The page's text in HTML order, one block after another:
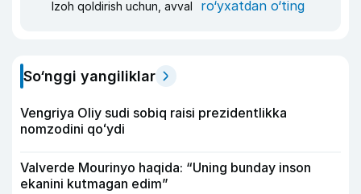
Izoh qoldirish uchun, avval ro‘yxatdan o‘ting
So‘nggi yangiliklar
Vengriya Oliy sudi sobiq raisi prezidentlikka
nomzodini qoʻydi
Valverde Mourinyo haqida: “Uning bunday inson
ekanini kutmagan edim”